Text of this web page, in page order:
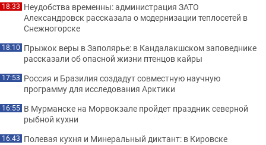
18:33 Неудобства временны: администрация ЗАТО
Александровск рассказала о модернизации теплосетей в
Снежногорске
18:10 Прыжок веры в Заполярье: в Кандалакшском заповеднике
рассказали об опасной жизни птенцов кайры
17:53 Россия и Бразилия создадут совместную научную
программу для исследования Арктики
16:55 В Мурманске на Морвокзале пройдет праздник северной
рыбной кухни
16:43 Полевая кухня и Минеральный диктант: в Кировске